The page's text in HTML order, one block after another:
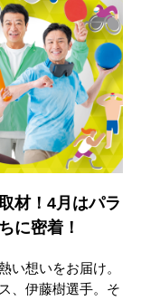
材！4月はパラ
に密着！
い想いをお届け。
、伊藤樹選手。そ